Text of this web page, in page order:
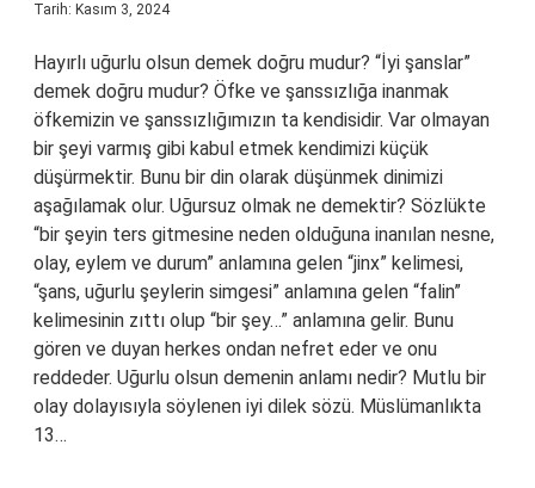
Tarih: Kasım 3, 2024
Hayırlı uğurlu olsun demek doğru mudur? “İyi şanslar”
demek doğru mudur? Öfke ve şanssızlığa inanmak
öfkemizin ve şanssızlığımızın ta kendisidir. Var olmayan
bir şeyi varmış gibi kabul etmek kendimizi küçük
düşürmektir. Bunu bir din olarak düşünmek dinimizi
aşağılamak olur. Uğursuz olmak ne demektir? Sözlükte
“bir şeyin ters gitmesine neden olduğuna inanılan nesne,
olay, eylem ve durum” anlamına gelen “jinx” kelimesi,
“şans, uğurlu şeylerin simgesi” anlamına gelen “falin”
kelimesinin zıttı olup “bir şey…” anlamına gelir. Bunu
gören ve duyan herkes ondan nefret eder ve onu
reddeder. Uğurlu olsun demenin anlamı nedir? Mutlu bir
olay dolayısıyla söylenen iyi dilek sözü. Müslümanlıkta
13…